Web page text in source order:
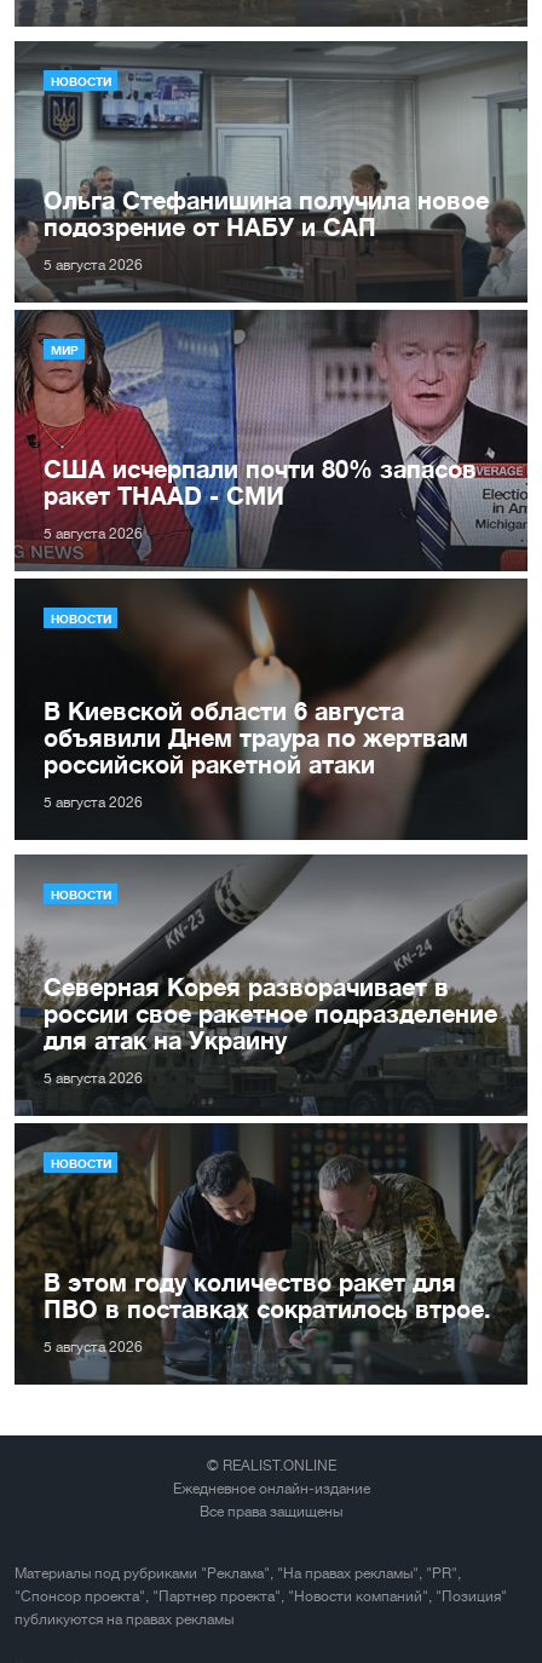
НОВОСТИ
Ольга Стефанишина получила новое
подозрение от НАБУ и САП
5 августа 2026
МИР
США исчерпали почти 80% запасов
ракет THAAD - СМИ
5 августа 2026
НОВОСТИ
В Киевской области 6 августа
объявили Днем траура по жертвам
российской ракетной атаки
5 августа 2026
НОВОСТИ
Северная Корея разворачивает в
россии свое ракетное подразделение
для атак на Украину
5 августа 2026
НОВОСТИ
В этом году количество ракет для
ПВО в поставках сократилось втрое.
5 августа 2026
© REALIST.ONLINE
Ежедневное онлайн-издание
Все права защищены
Материалы под рубриками "Реклама", "На правах рекламы", "PR",
"Спонсор проекта", "Партнер проекта", "Новости компаний", "Позиция"
публикуются на правах рекламы